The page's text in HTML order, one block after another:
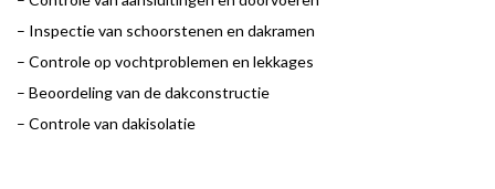
– Inspectie van schoorstenen en dakramen
– Controle op vochtproblemen en lekkages
– Beoordeling van de dakconstructie
– Controle van dakisolatie